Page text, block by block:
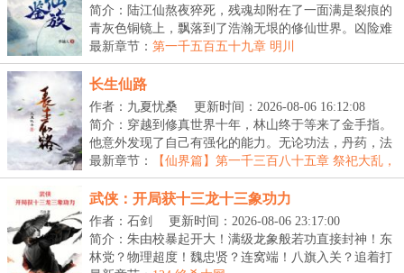
简介：陆江仙熬夜猝死，残魂却附在了一面满是裂痕的
青灰色铜镜上，飘落到了浩瀚无垠的修仙世界。凶险难
测...
最新章节： 第一千五百五十九章 明川
长生仙路
作者：九夏忧桑
更新时间：2026-08-06 16:12:08
简介：穿越到修真世界十年，林山终于等来了金手指。
他意外发现了自己有强化的能力。无论功法，丹药，法
宝...
最新章节：
【仙界篇】第一千三百八十五章 祭祀大乱，
胡吃海塞
武侠：开局获十三龙十三象功力
作者：石剑
更新时间：2026-08-06 23:17:00
简介：朱由校暴起开大！满级龙象般若功直接封神！东
林党？物理超度！魏忠贤？连窝端！八旗入关？追着打